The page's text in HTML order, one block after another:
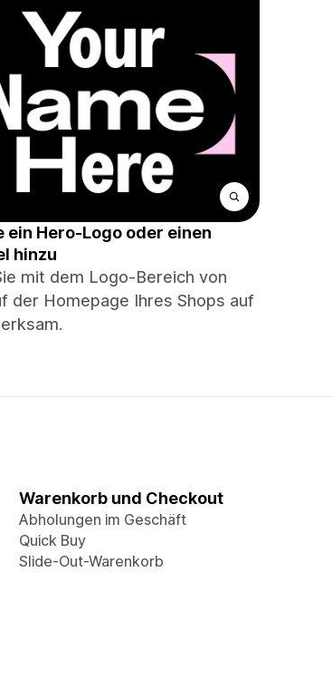
ein Hero-Logo oder einen
hinzu
mit dem Logo-Bereich von
der Homepage Ihres Shops auf
Warenkorb und Checkout
Abholungen im Geschäft
Quick Buy
Slide-Out-Warenkorb